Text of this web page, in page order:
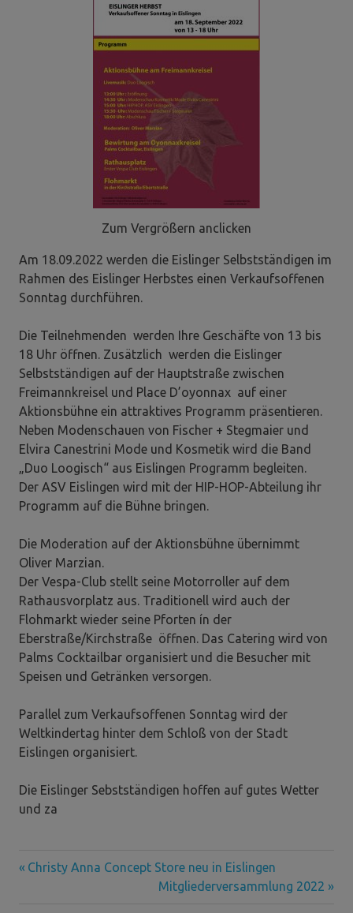
Zum Vergrößern anclicken
Am 18.09.2022 werden die Eislinger Selbstständigen im
Rahmen des Eislinger Herbstes einen Verkaufsoffenen
Sonntag durchführen.
Die Teilnehmenden werden Ihre Geschäfte von 13 bis
18 Uhr öffnen. Zusätzlich werden die Eislinger
Selbstständigen auf der Hauptstraße zwischen
Freimannkreisel und Place D’oyonnax auf einer
Aktionsbühne ein attraktives Programm präsentieren.
Neben Modenschauen von Fischer + Stegmaier und
Elvira Canestrini Mode und Kosmetik wird die Band
„Duo Loogisch“ aus Eislingen Programm begleiten.
Der ASV Eislingen wird mit der HIP-HOP-Abteilung ihr
Programm auf die Bühne bringen.
Die Moderation auf der Aktionsbühne übernimmt
Oliver Marzian.
Der Vespa-Club stellt seine Motorroller auf dem
Rathausvorplatz aus. Traditionell wird auch der
Flohmarkt wieder seine Pforten ín der
Eberstraße/Kirchstraße öffnen. Das Catering wird von
Palms Cocktailbar organisiert und die Besucher mit
Speisen und Getränken versorgen.
Parallel zum Verkaufsoffenen Sonntag wird der
Weltkindertag hinter dem Schloß von der Stadt
Eislingen organisiert.
Die Eislinger Sebstständigen hoffen auf gutes Wetter
und za
Beitragsnavigation
Vorheriger
Christy Anna Concept Store neu in Eislingen
Nächster
Mitgliederversammlung 2022